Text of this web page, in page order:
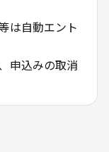
は自動エント
申込みの取消